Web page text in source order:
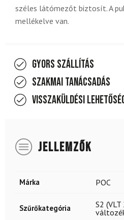
széles látómezőt biztosít. A
mellékelve van.
Gyors szállítás
Szakmai tanácsadás
Visszaküldési
JELLEMZŐK
Márka POC
Szűrőkategória
S2